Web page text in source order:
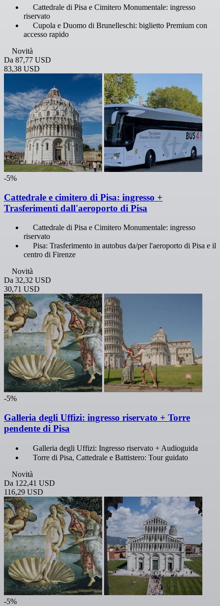
Cattedrale di Pisa e Cimitero Monumentale: ingresso
riservato
Cupola e Duomo di Brunelleschi: biglietto Premium con
accesso rapido
Novità
Da 87,77 USD
83,38 USD
-5%
Cattedrale e cimitero di Pisa: ingresso +
Trasferimenti dall'aeroporto di Pisa
Cattedrale di Pisa e Cimitero Monumentale: ingresso
riservato
Pisa: Trasferimento in autobus da/per l'aeroporto di Pisa e il
centro di Firenze
Novità
Da 32,32 USD
30,71 USD
-5%
Galleria degli Uffizi: ingresso riservato + Torre
pendente di Pisa
Galleria degli Uffizi: Ingresso riservato + Audioguida
Torre di Pisa, Cattedrale e Battistero: Tour guidato
Novità
Da 122,41 USD
116,29 USD
-5%